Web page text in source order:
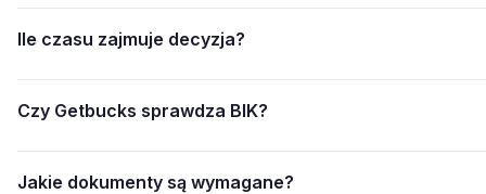
Ile czasu zajmuje decyzja?
Czy Getbucks sprawdza BIK?
Jakie dokumenty są wymagane?